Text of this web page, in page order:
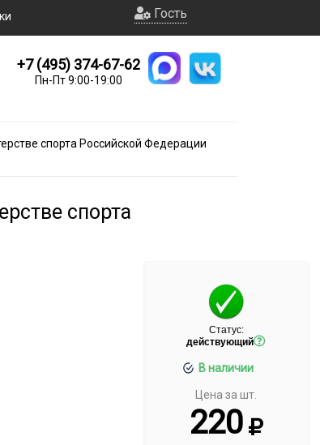
Гость
+7 (495) 374-67-62
Пн-Пт 9:00-19:00
спорта Российской Федерации
спорта
Статус:
действующий
В наличии
Цена за шт.
220